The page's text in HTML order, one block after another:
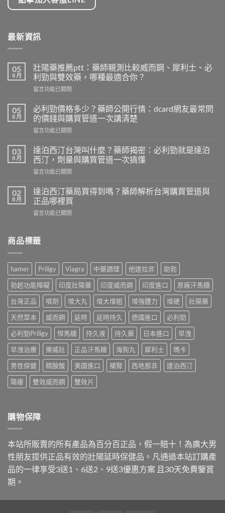
最新資訊
05
8 月
壯陽藥推薦ptt：藥師親測比較威而鋼、犀利士、必
利勁與雙效藥，哪種最適合你？
在
陽
藥
推
薦
藥
師
親
測
較
威
鋼、
士、
與
雙
效
藥，
哪
種
最
適
合
你？〉
中
留言功能已關閉
05
8 月
必利勁價格多少？藥師公開行情：dcard網友最常問
的價錢與購買管道一次講清楚
在
利
勁
價
格
少？
藥
公
情：
最
常
問
的
價
錢
與
購
買
管
道
一
次
講
中
留言功能已關閉
03
8 月
達泊西汀台灣叫什麼？藥師揭密：必利勁就是達泊
西汀，劑量與購買管道一次搞懂
在
泊
西
汀
台
什
師
揭
密：
必
利
勁
就
是
達
泊
西
汀，
劑
量
與
道
搞
懂〉
中
留言功能已關閉
02
8 月
達泊西汀藥局買得到嗎？藥師解析台灣購買管道與
正品哪裡買
在
西
汀
局
得
到
嗎？
藥
師
解
析
台
灣
購
買
管
道
哪
中
留言功能已關閉
商品標籤
hamer Priligy Viagra 中藥調理 他達拉非
助勃
勃起功能障礙
印度壯陽藥 印度威而鋼 印度進口
原廠汗馬糖
台灣正品
噴劑 增大丸 增大增粗 增強體力 增硬
壯陽藥
天然草本
威而鋼 延時 延時持久 德國進口
必利勁
必利勁Priligy
悍馬糖 持久液 持久藥 日本進口
早洩
早洩治療
樂威壯 正品汗馬糖 海狗丸 犀利士
瑪卡
男性保健
精胺酸 美國進口 補腎 西地那非
達泊西汀
陽痿
雙效威而鋼 雙效片
購物保障
本站所販賣的所有產品為百分百正品，假一賠十！為廣大男
性朋友提供正品有效的壯陽延時保健品。凡通過本站訂購產
品的一律享受3送1、6送2、9送3優惠方案 且30天免費鑒賞
期。